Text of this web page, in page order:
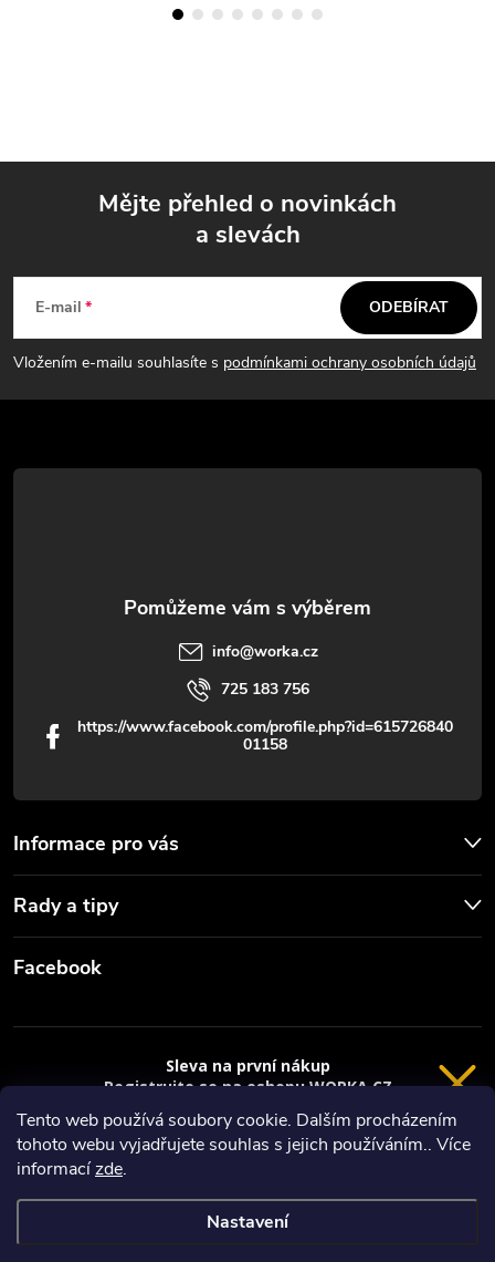
Tento web používá soubory cookie. Dalším procházením
tohoto webu vyjadřujete souhlas s jejich používáním.. Více
informacízde.
Nastavení
p
t
Mějte přehled o novinkách
a slevách
E-mail
Vložením e-mailu souhlasíte s podmínkami ochrany osobních údajů
ODEBÍRAT
Informace pro vás
Rady a tipy
info@worka.cz
725 183 756
https://www.facebook.com/profile.php?id=615726840
01158
Facebook
Vytvořil Shoptet
Copyright 2026
VRÁCENÍ 14 DNÍ
Sleva na první nákup
Registrujte se na eshopu WORKA.CZ
sleva 100 Kč* na nákup je Vaše.
Registrace
Privacy policy